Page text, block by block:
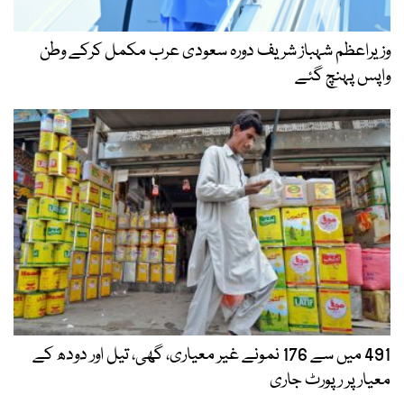
وزیراعظم شہباز شریف دورہ سعودی عرب مکمل کرکے وطن
واپس پہنچ گئے
491 میں سے 176 نمونے غیر معیاری، گھی، تیل اور دودھ کے
معیار پر رپورٹ جاری